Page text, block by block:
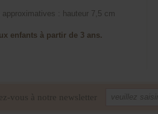
approximatives : hauteur 7,5 cm
enfants à partir de 3 ans.
vous à notre newsletter